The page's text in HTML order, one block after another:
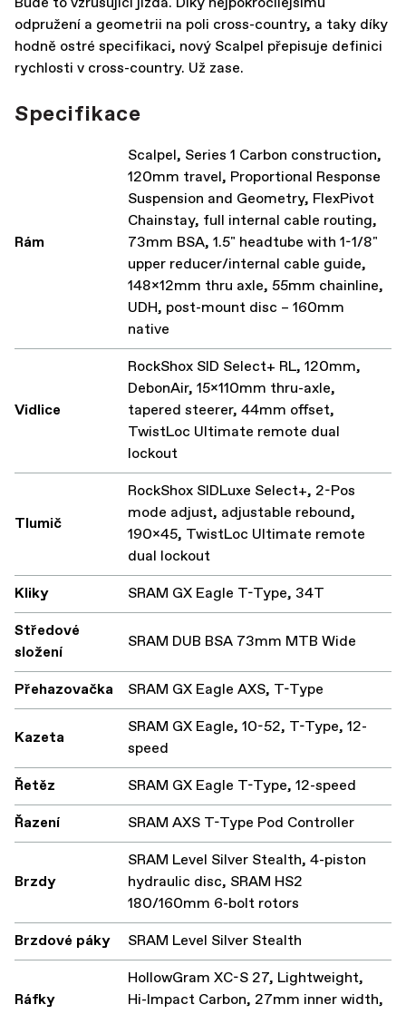
odpružení a geometrii na poli cross-country, a taky díky
hodně ostré specifikaci, nový Scalpel přepisuje definici
rychlosti v cross-country. Už zase.
Specifikace
Rám
Scalpel, Series 1 Carbon construction,
120mm travel, Proportional Response
Suspension and Geometry, FlexPivot
Chainstay, full internal cable routing,
73mm BSA, 1.5" headtube with 1-1/8"
upper reducer/internal cable guide,
148x12mm thru axle, 55mm chainline,
UDH, post-mount disc – 160mm
native
Vidlice
RockShox SID Select+ RL, 120mm,
DebonAir, 15x110mm thru-axle,
tapered steerer, 44mm offset,
TwistLoc Ultimate remote dual
lockout
Tlumič
RockShox SIDLuxe Select+, 2-Pos
mode adjust, adjustable rebound,
190x45, TwistLoc Ultimate remote
dual lockout
Kliky
SRAM GX Eagle T-Type, 34T
Středové
složení
SRAM DUB BSA 73mm MTB Wide
Přehazovačka SRAM GX Eagle AXS, T-Type
Kazeta
SRAM GX Eagle, 10-52, T-Type, 12-
speed
Řetěz
SRAM GX Eagle T-Type, 12-speed
Řazení
SRAM AXS T-Type Pod Controller
Brzdy
SRAM Level Silver Stealth, 4-piston
hydraulic disc, SRAM HS2
180/160mm 6-bolt rotors
Brzdové páky
SRAM Level Silver Stealth
Ráfky
HollowGram XC-S 27, Lightweight,
Hi-Impact Carbon, 27mm inner width,